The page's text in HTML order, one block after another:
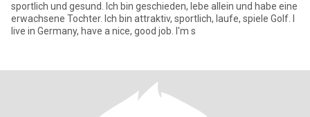
sportlich und gesund. Ich bin geschieden, lebe allein und habe eine
erwachsene Tochter. Ich bin attraktiv, sportlich, laufe, spiele Golf. I
live in Germany, have a nice, good job. I'm s